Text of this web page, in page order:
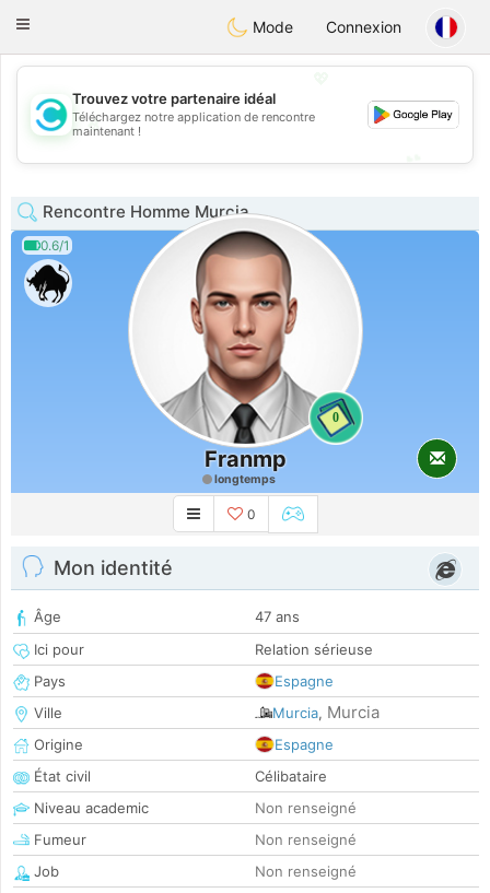
olombiaCitas
Toggle
Mode Connexion
💖
💕
Trouvez votre partenaire idéal
Téléchargez notre application de rencontre
maintenant !
Rencontre Homme Murcia
0.6/1
0
Franmp
longtemps
0
Mon identité
Âge
47 ans
Ici pour
Relation sérieuse
Pays
Espagne
Ville
Murcia, Murcia
Origine
Espagne
État civil
Célibataire
Niveau academic
Non renseigné
Fumeur
Non renseigné
Job
Non renseigné